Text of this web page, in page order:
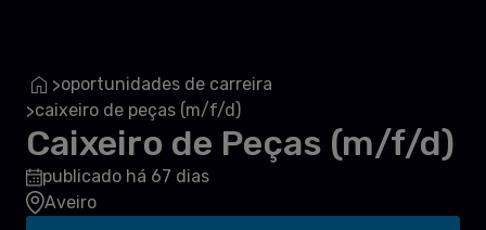
>oportunidades de carreira
>caixeiro de peças (m/f/d)
Caixeiro de Peças (m/f/d)
publicado há 67 dias
Aveiro